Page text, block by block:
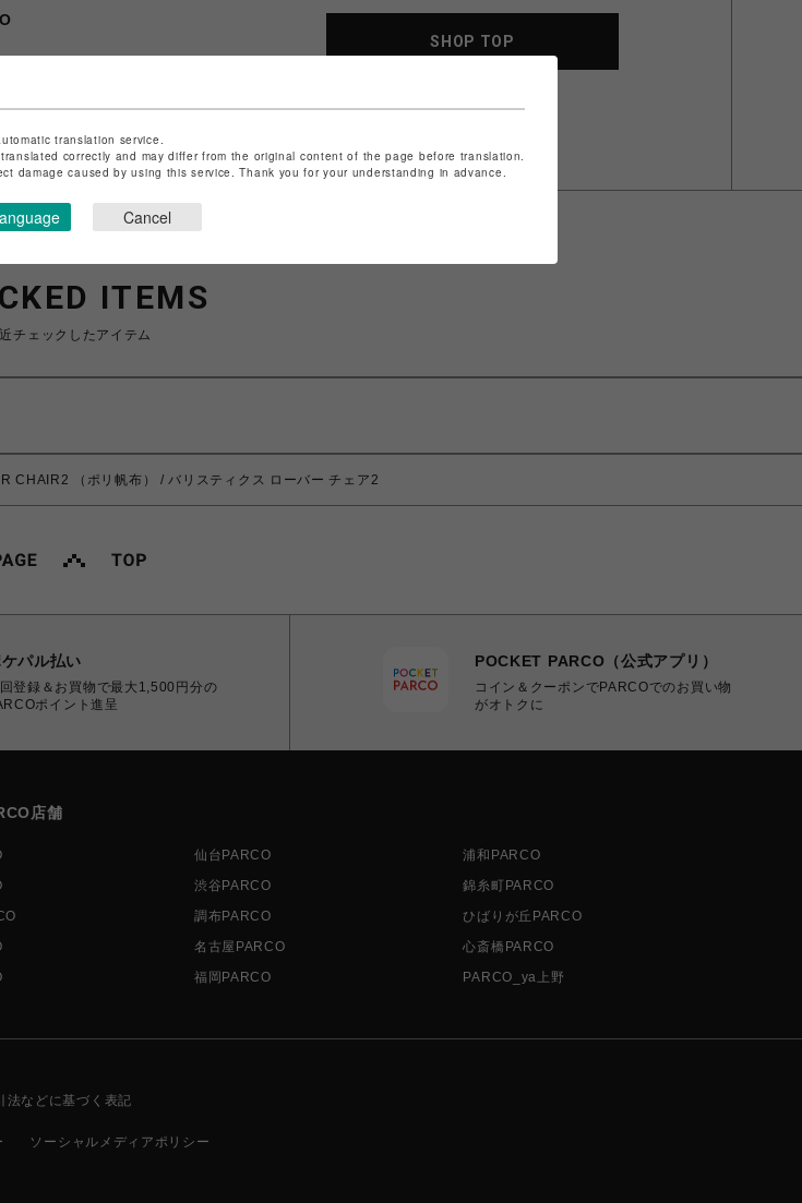
SHOP TOP
ITEMS
チェックしたアイテム
CHAIR2 （ポリ帆布） / バリスティクス ローバー チェア2
パル払い
登録＆お買物で最大1,500円分の
ポイント進呈
POCKET PARCO（公式アプリ）
コイン＆クーポンでPARCOでのお買い物
がオトクに
店舗
仙台PARCO
浦和PARCO
渋谷PARCO
錦糸町PARCO
調布PARCO
ひばりが丘PARCO
名古屋PARCO
心斎橋PARCO
福岡PARCO PARCO_ya上野
法などに基づく表記
ソーシャルメディアポリシー
translation service.
correctly and may differ from the original content of the page before translation.
damage caused by using this service. Thank you for your understanding in advance.
Cancel